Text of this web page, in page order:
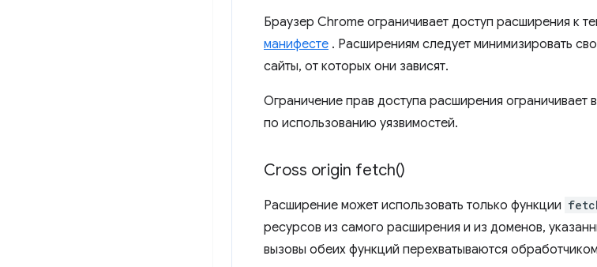
Браузер Chrome ограничивает доступ расширения к
манифесте . Расширениям следует минимизировать
сайты, от которых они зависят.
Ограничение прав доступа расширения
по использованию уязвимостей.
Cross origin fetch()
Расширение может использовать только функции
ресурсов из самого расширения и из доменов,
вызовы обеих функций перехватываются обработчиком